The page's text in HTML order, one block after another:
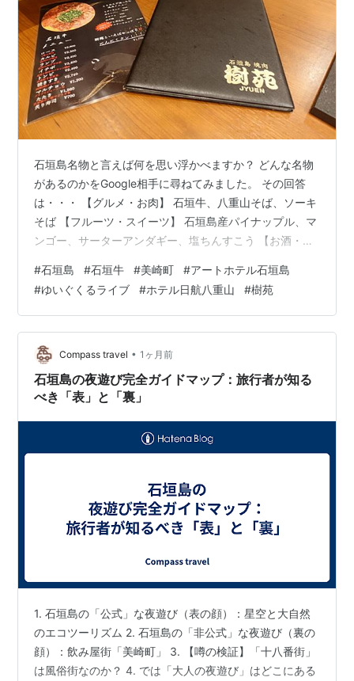
石垣島名物と言えば何を思い浮かべますか？ どんな名物
があるのかをGoogle相手に尋ねてみました。 その回答
は・・・ 【グルメ・お肉】 石垣牛、八重山そば、ソーキ
そば 【フルーツ・スイーツ】 石垣島産パイナップル、マ
ンゴー、サーターアンダギー、塩ちんすこう 【お酒・特
通り赤福は入ってませんでした（笑） 沖縄本島の名物と
重なっているのもあり、石垣島ならではというのは意外
と少ないなって思いました。しかしどの名物も食べられ
るものですね。名物っていうのは、そういうものなの
か・・・。 で、今回の旅行で私が楽しみにしていたの
が、この石垣島ならではの名物…
#石垣島 #石垣牛 #美崎町 #アートホテル石垣島
#ゆいぐくるライブ #ホテル日航八重山 #樹苑
Compass travel • 1ヶ月前
石垣島の夜遊び完全ガイドマップ：旅行者が知る
べき「表」と「裏」
1. 石垣島の「公式」な夜遊び（表の顔）：星空と大自然
のエコツーリズム 2. 石垣島の「非公式」な夜遊び（裏の
顔）：飲み屋街「美崎町」 3. 【噂の検証】「十八番街」
は風俗街なのか？ 4. では「大人の夜遊び」はどこにある